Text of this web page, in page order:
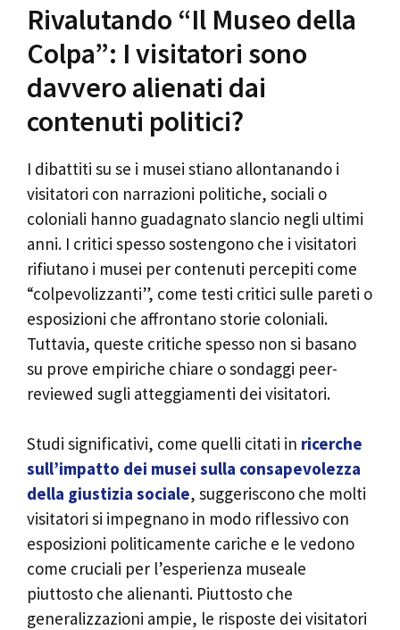
Rivalutando “Il Museo della
Colpa”: I visitatori sono
davvero alienati dai
contenuti politici?
I dibattiti su se i musei stiano allontanando i
visitatori con narrazioni politiche, sociali o
coloniali hanno guadagnato slancio negli ultimi
anni. I critici spesso sostengono che i visitatori
rifiutano i musei per contenuti percepiti come
“colpevolizzanti”, come testi critici sulle pareti o
esposizioni che affrontano storie coloniali.
Tuttavia, queste critiche spesso non si basano
su prove empiriche chiare o sondaggi peer-
reviewed sugli atteggiamenti dei visitatori.
Studi significativi, come quelli citati in ricerche
sull’impatto dei musei sulla consapevolezza
della giustizia sociale, suggeriscono che molti
visitatori si impegnano in modo riflessivo con
esposizioni politicamente cariche e le vedono
come cruciali per l’esperienza museale
piuttosto che alienanti. Piuttosto che
generalizzazioni ampie, le risposte dei visitatori